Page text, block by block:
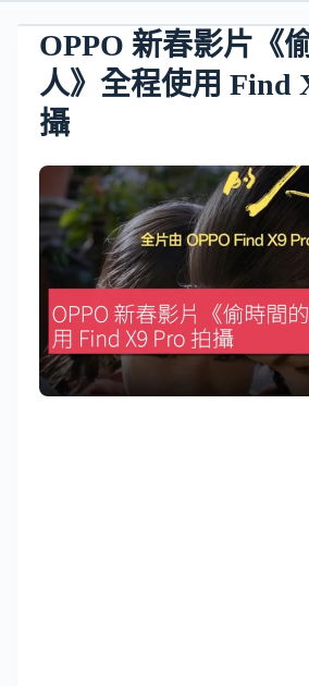
OPPO 新春影片《
人》全程使用 Find
攝